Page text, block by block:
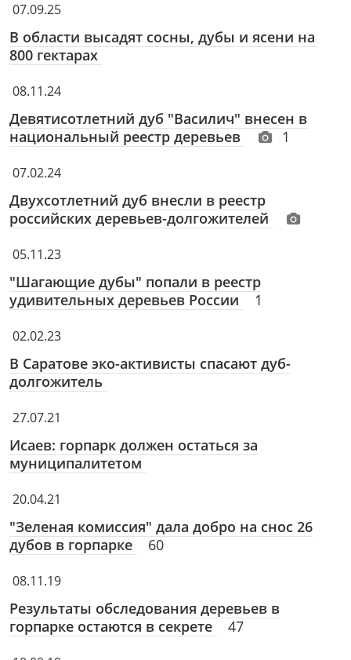
07.09.25
В области высадят сосны, дубы и ясени на
800 гектарах
08.11.24
Девятисотлетний дуб "Василич" внесен в
национальный реестр деревьев
1
07.02.24
Двухсотлетний дуб внесли в реестр
российских деревьев-долгожителей
05.11.23
"Шагающие дубы" попали в реестр
удивительных деревьев России
1
02.02.23
В Саратове эко-активисты спасают дуб-
долгожитель
27.07.21
Исаев: горпарк должен остаться за
муниципалитетом
20.04.21
"Зеленая комиссия" дала добро на снос 26
дубов в горпарке
60
08.11.19
Результаты обследования деревьев в
горпарке остаются в секрете
47